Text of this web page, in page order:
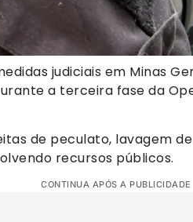
judiciais em Minas
a terceira fase da
de peculato, lavagem
recursos públicos.
CONTINUA APÓS A PUBLICIDADE